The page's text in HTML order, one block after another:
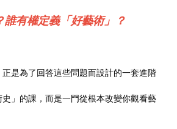
誰有權定義「好藝術」？
正是為了回答這些問題而設計的一套進階
」的課，而是一門從根本改變你觀看藝